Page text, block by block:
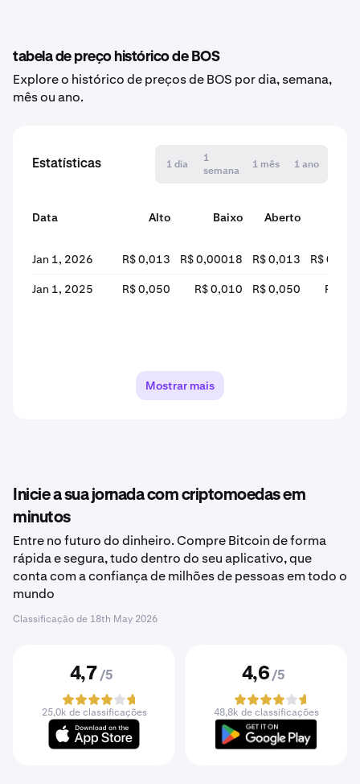
tabela de preço histórico de BOS
Explore o histórico de preços de BOS por dia, semana,
mês ou ano.
Estatísticas 1 dia
1
semana
1 mês 1 ano
Data Alto Baixo Aberto
Jan 1, 2026 R$ 0,013 R$ 0,00018 R$ 0,013 R$
Jan 1, 2025 R$ 0,050 R$ 0,010 R$ 0,050 R$
Mostrar mais
Inicie a sua jornada com criptomoedas em
minutos
Entre no futuro do dinheiro. Compre Bitcoin de forma
rápida e segura, tudo dentro do seu aplicativo, que
conta com a confiança de milhões de pessoas em todo o
mundo
Classificação de 18th May 2026
4,7 /5
25,0k de classificações
4,6 /5
48,8k de classificações